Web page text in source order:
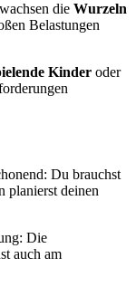
die Wurzeln
Belastungen
Kinder oder
Du brauchst
planierst deinen
Die
auch am